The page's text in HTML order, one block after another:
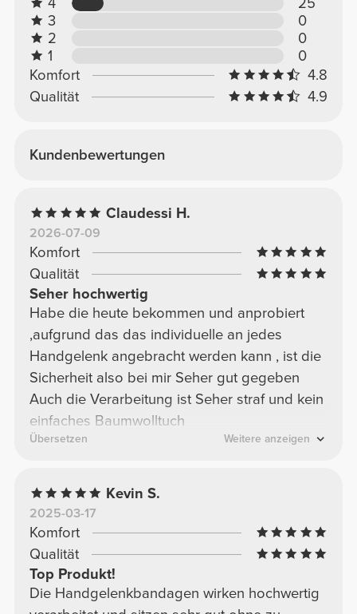
3
0
2
0
1
0
Komfort
4.8
Qualität
4.9
Kundenbewertungen
Claudessi H.
2026-07-09
Komfort
Qualität
Seher hochwertig
Habe die heute bekommen und anprobiert
,aufgrund das das individuelle an jedes
Handgelenk angebracht werden kann , ist die
Sicherheit also bei mir Seher gut gegeben
Auch die Verarbeitung ist Seher straf und kein
einfaches Baumwolltuch
Übersetzen Weitere anzeigen
Kevin S.
2025-03-17
Komfort
Qualität
Top Produkt!
Die Handgelenkbandagen wirken hochwertig